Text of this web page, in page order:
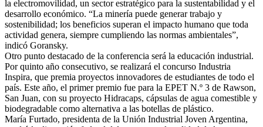
la electromovilidad, un sector estratégico para la sustentabilidad y el
desarrollo económico. “La minería puede generar trabajo y
sostenibilidad; los beneficios superan el impacto humano que toda
actividad genera, siempre cumpliendo las normas ambientales”,
indicó Goransky.
Otro punto destacado de la conferencia será la educación industrial.
Por quinto año consecutivo, se realizará el concurso Industria
Inspira, que premia proyectos innovadores de estudiantes de todo el
país. Este año, el primer premio fue para la EPET N.º 3 de Rawson,
San Juan, con su proyecto Hidracaps, cápsulas de agua comestible y
biodegradable como alternativa a las botellas de plástico.
María Furtado, presidenta de la Unión Industrial Joven Argentina,